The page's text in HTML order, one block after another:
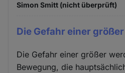
Simon Smitt (nicht überprüft)
Die Gefahr einer größer
Die Gefahr einer größer
Bewegung, die